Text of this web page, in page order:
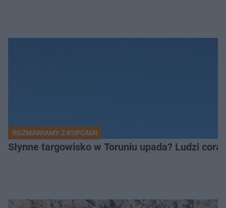
ROZMAWIAMY Z KUPCAMI
Słynne targowisko w Toruniu upada? Ludzi